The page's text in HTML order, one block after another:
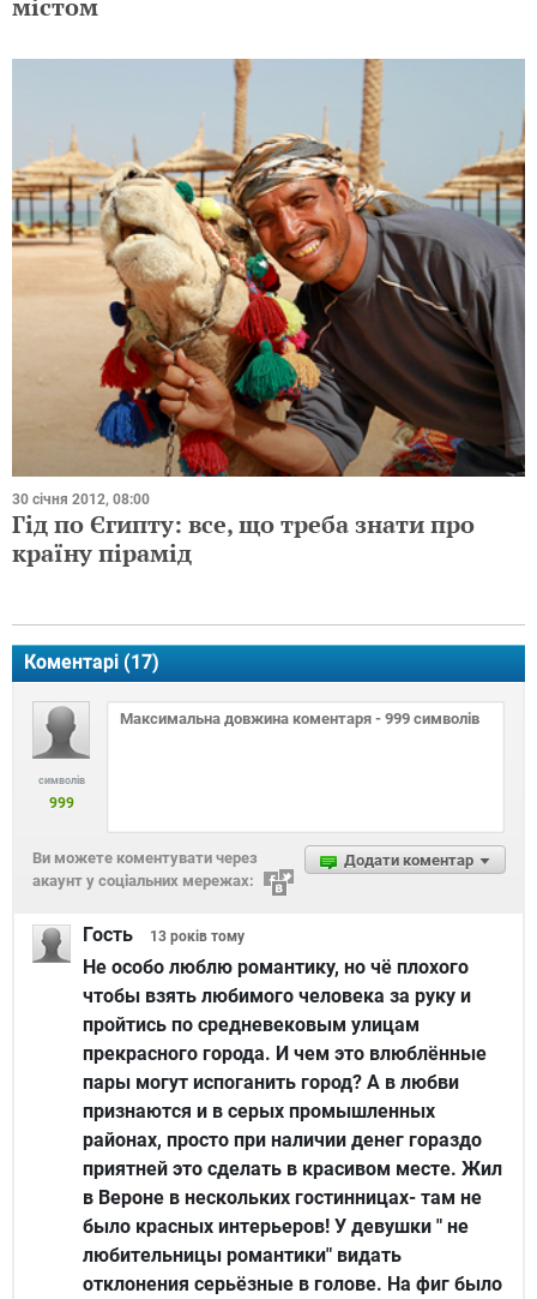
містом
30 січня 2012, 08:00
Гід по Єгипту: все, що треба знати про
країну пірамід
Коментарі (17)
символів
999
Додати коментар
Ви можете коментувати через
акаунт у соціальних мережах:
Гость 13 років тому
Не особо люблю романтику, но чё плохого
чтобы взять любимого человека за руку и
пройтись по средневековым улицам
прекрасного города. И чем это влюблённые
пары могут испоганить город? А в любви
признаются и в серых промышленных
районах, просто при наличии денег гораздо
приятней это сделать в красивом месте. Жил
в Вероне в нескольких гостинницах- там не
было красных интерьеров! У девушки " не
любительницы романтики" видать
отклонения серьёзные в голове. На фиг было